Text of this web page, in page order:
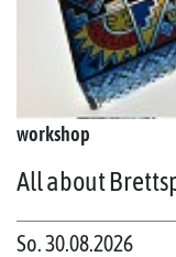
workshop
All about
So. 30.08.2026